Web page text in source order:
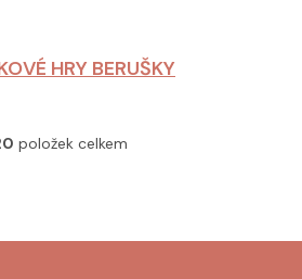
HRY BERUŠKY
O
položek celkem